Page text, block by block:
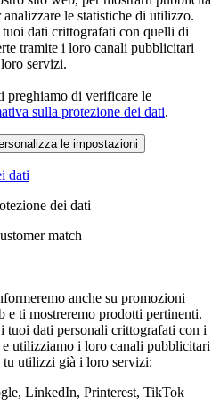
le statistiche di utilizzo.
dati crittografati con quelli di
tramite i loro canali pubblicitari
servizi.
preghiamo di verificare le
sulla protezione dei dati.
le impostazioni
dati
dei dati
match
anche su promozioni
e ti mostreremo prodotti pertinenti.
tuoi dati personali crittografati con i
utilizziamo i loro canali pubblicitari
tu utilizzi già i loro servizi:
LinkedIn, Printerest, TikTok